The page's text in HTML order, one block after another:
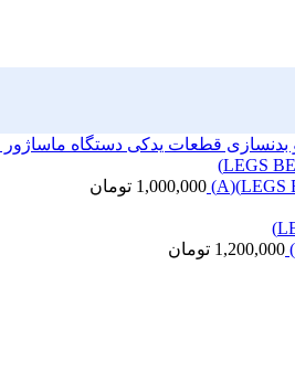
بدنسازی قطعات یدکی دستگاه ماساژور
1,000,000 تومان
1,200,000 تومان